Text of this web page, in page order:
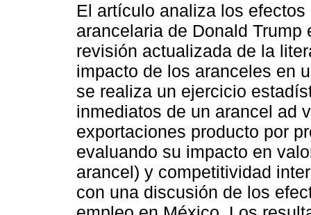
El artículo analiza los
arancelaria de Donald
revisión actualizada de la
impacto de los aranceles en
se realiza un ejercicio
inmediatos de un arancel ad
exportaciones producto por
evaluando su impacto en
arancel) y competitividad
con una discusión de los